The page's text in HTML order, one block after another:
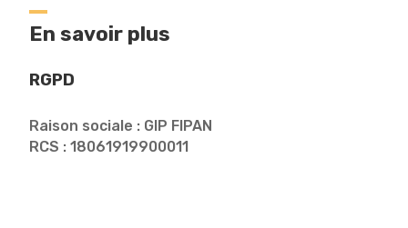
En savoir plus
RGPD
Raison sociale : GIP FIPAN
RCS : 18061919900011